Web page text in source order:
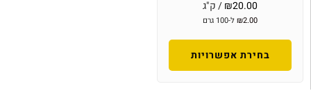
₪20.00 / ק"ג
₪2.00 ל-100 גרם
בחירת אפשרויות